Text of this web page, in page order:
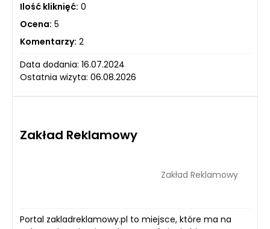
Ilość kliknięć: 0
Ocena: 5
Komentarzy: 2
Data dodania: 16.07.2024
Ostatnia wizyta: 06.08.2026
Zakład Reklamowy
Zakład Reklamowy
Portal zakladreklamowy.pl to miejsce, które ma na